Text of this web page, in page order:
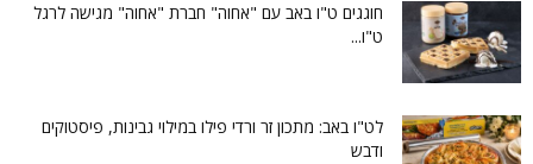
חוגגים ט"ו באב עם "אחוה" חברת "אחוה" מגישה לרגל
ט"ו...
לט"ו באב: מתכון זר ורדי פילו במילוי גבינות, פיסטוקים
ודבש